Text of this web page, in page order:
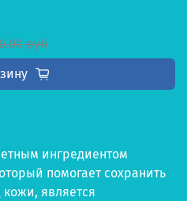
руб
ингредиентом
помогает сохранить
является